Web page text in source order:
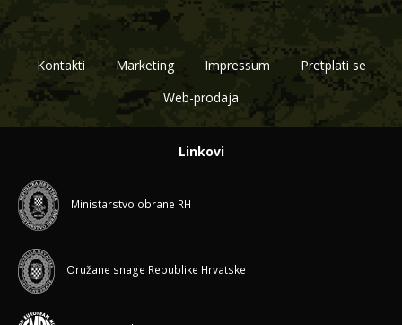
Kontakti Marketing Impressum
Pretplati se
Web-prodaja
Linkovi
Ministarstvo obrane RH
Oružane snage Republike Hrvatske